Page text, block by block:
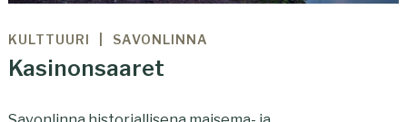
KULTTUURI SAVONLINNA
Kasinonsaaret